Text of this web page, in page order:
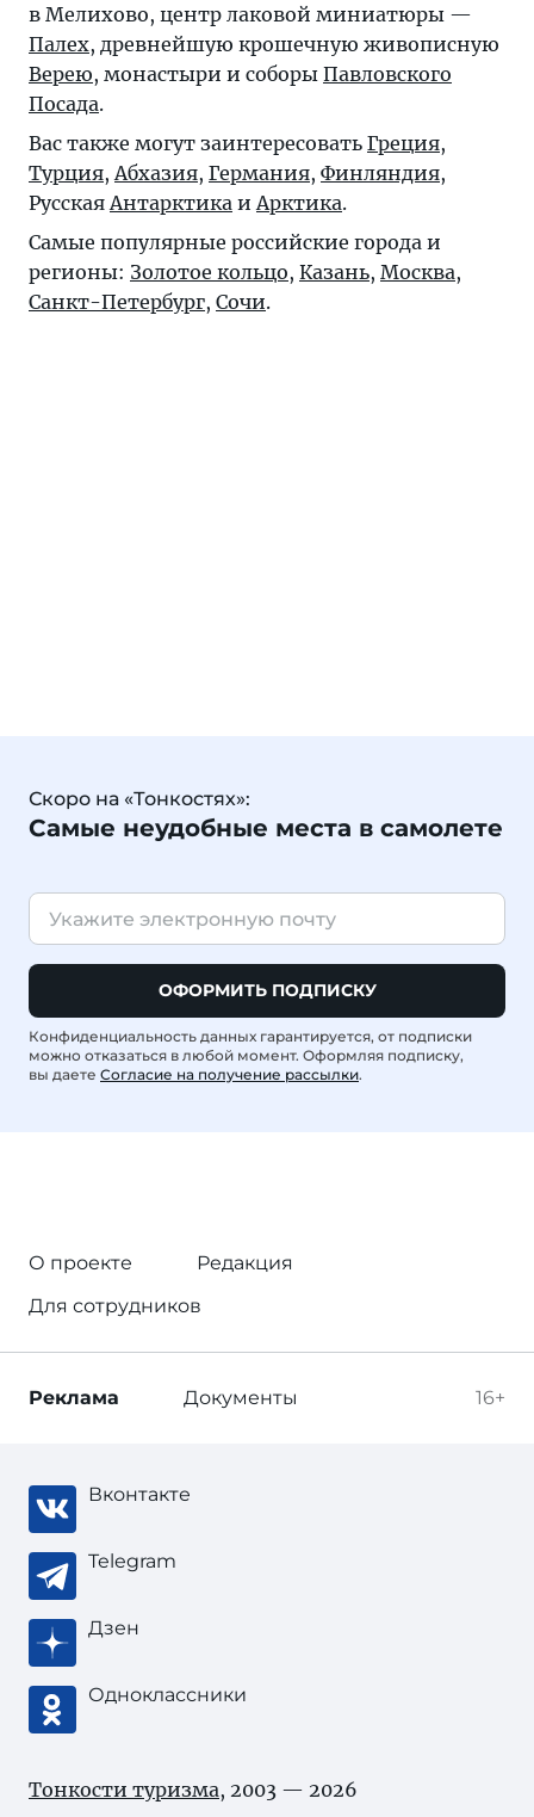
в Мелихово, центр лаковой миниатюры —
Палех, древнейшую крошечную живописную
Верею, монастыри и соборы Павловского
Посада.
Вас также могут заинтересовать Греция,
Турция,Абхазия, Германия, Финляндия,
РусскаяАнтарктика иАрктика.
Самые популярные российские города и
регионы: Золотое кольцо, Казань, Москва,
Санкт-Петербург, Сочи.
Скоро на «Тонкостях»:
Самые неудобные места в самолете
ОФОРМИТЬ ПОДПИСКУ
Конфиденциальность данных гарантируется, от подписки
можно отказаться в любой момент. Оформляя подписку,
вы даете Согласие на получение рассылки.
О проекте
Редакция
Для сотрудников
16+
Реклама Документы
Вконтакте
Telegram
Дзен
Одноклассники
Тонкости туризма, 2003 — 2026